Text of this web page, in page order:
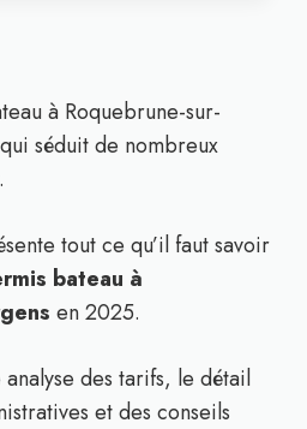
à Roquebrune-sur-
séduit de nombreux
tout ce qu’il faut savoir
bateau à
en 2025.
des tarifs, le détail
et des conseils